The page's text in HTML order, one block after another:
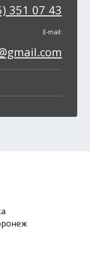
351 07 43
E-mail: